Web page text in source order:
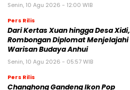
Senin, 10 Agu 2026 - 12:00 WIB
Pers Rilis
Dari Kertas Xuan hingga Desa Xidi,
Rombongan Diplomat Menjelajahi
Warisan Budaya Anhui
Senin, 10 Agu 2026 - 05:57 WIB
Pers Rilis
Changhong Gandeng Ikon Pop